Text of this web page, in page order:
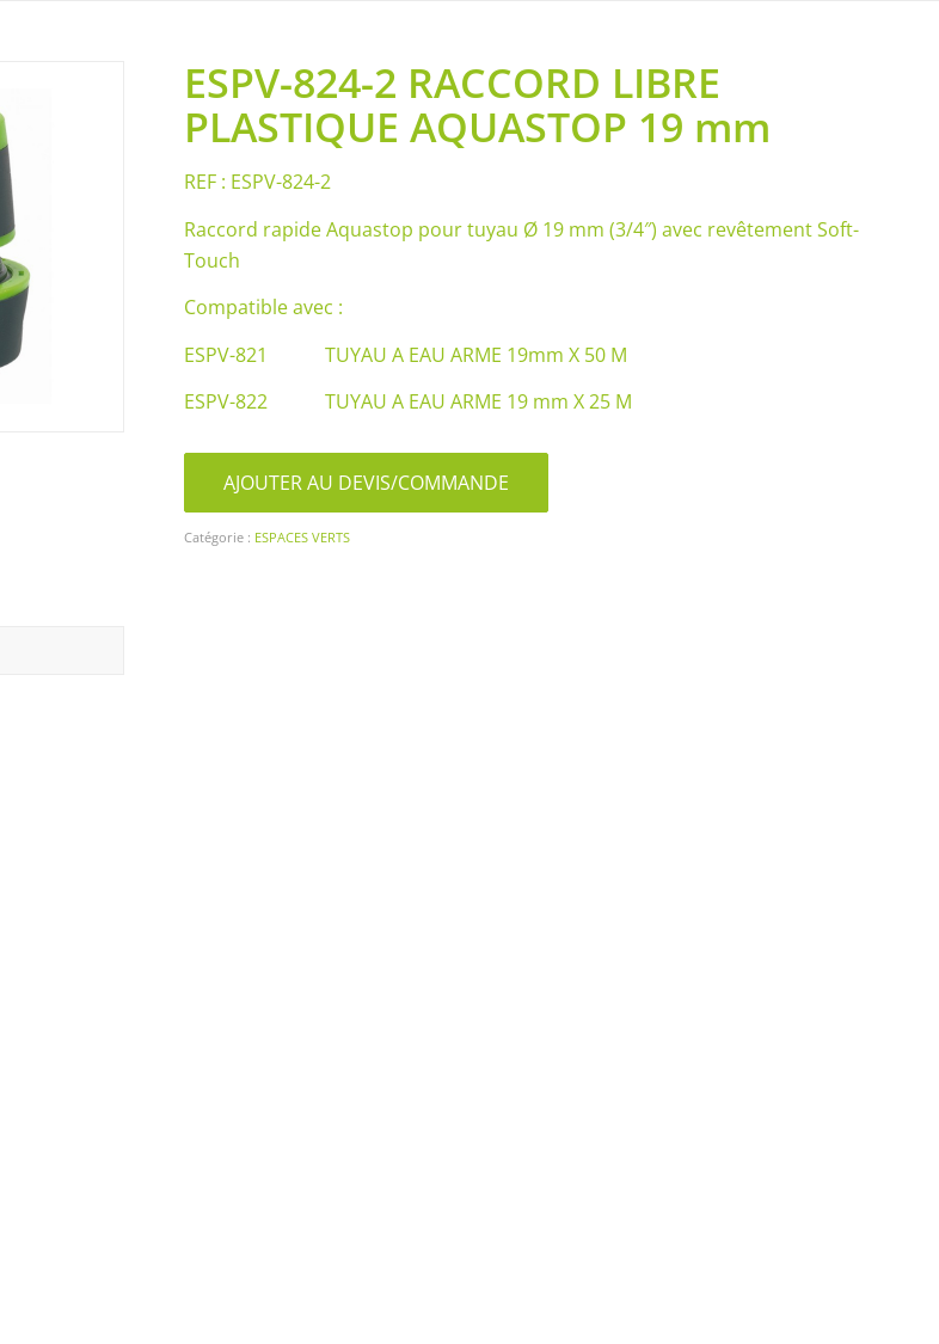
ESPV-824-2 RACCORD LIBRE
PLASTIQUE AQUASTOP 19 mm
REF : ESPV-824-2
Raccord rapide Aquastop pour tuyau Ø 19 mm (3/4″) avec revêtement Soft-
Touch
Compatible avec :
ESPV-821 TUYAU A EAU ARME 19mm X 50 M
ESPV-822 TUYAU A EAU ARME 19 mm X 25 M
AJOUTER AU DEVIS/COMMANDE
Catégorie : ESPACES VERTS